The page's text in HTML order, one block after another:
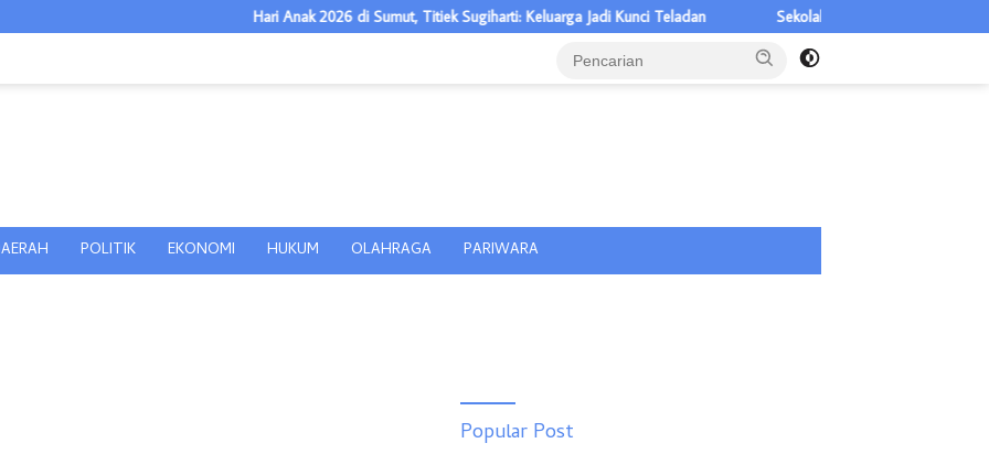
Hari Anak 2026 di Sumut, Titiek Sugiharti: Keluarga Jadi Kunci Teladan Sekolah Gratis Disambut Pelajar Nias,
POLITIK EKONOMI HUKUM OLAHRAGA PARIWARA
Popular Post